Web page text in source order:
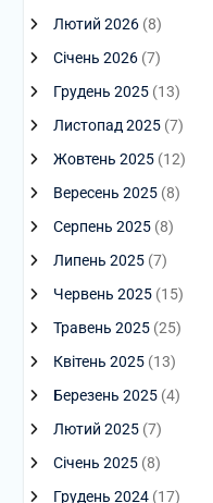
Лютий 2026(8)
Січень 2026(7)
Грудень 2025(13)
Листопад 2025(7)
Жовтень 2025(12)
Вересень 2025(8)
Серпень 2025(8)
Липень 2025(7)
Червень 2025(15)
Травень 2025(25)
Квітень 2025(13)
Березень 2025(4)
Лютий 2025(7)
Січень 2025(8)
Грудень 2024(17)